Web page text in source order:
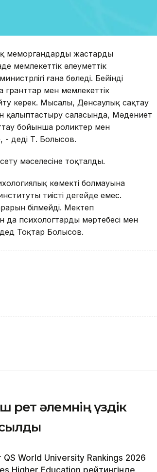
меморгандардың жастарды
мемлекеттік әлеуметтік
ғана бөледі. Бейінді
мен мемлекеттік
керек. Мысалы, Денсаулық сақтау
қалыптастыру саласында, Мәдениет
бойынша роликтер мен
- деді Т. Болысов.
мәселесіне тоқталды.
көмектің болмауына
тиісті деңгейде емес.
білмейді. Мектеп
да психологтардың мәртебесі мен
Тоқтар Болысов.
рет әлемнің үздік
QS World University Rankings 2026